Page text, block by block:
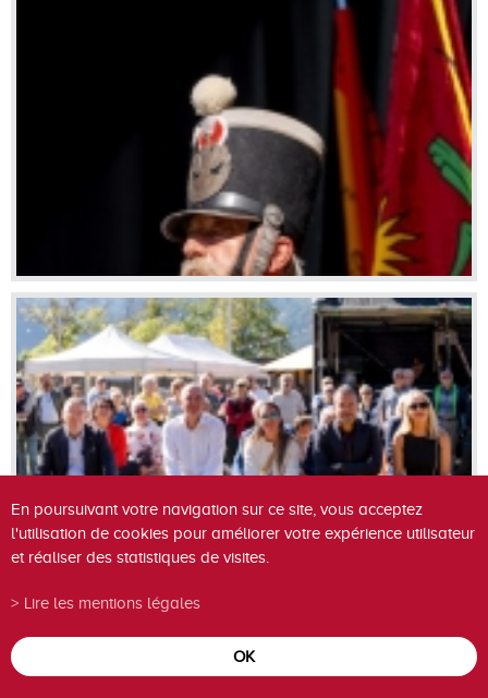
En poursuivant votre navigation sur ce site, vous acceptez
l'utilisation de cookies pour améliorer votre expérience utilisateur
et réaliser des statistiques de visites.
Lire les mentions légales
OK